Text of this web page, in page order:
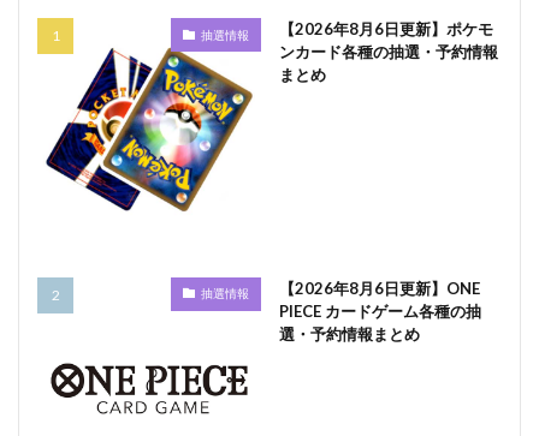
抽選情報
【2026年8月6日更新】ポケモ
ンカード各種の抽選・予約情報
まとめ
抽選情報
【2026年8月6日更新】ONE
PIECE カードゲーム各種の抽
選・予約情報まとめ